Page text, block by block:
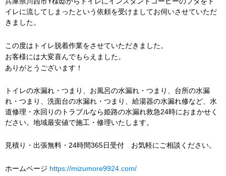
イレに流してしまったという依頼を受けましてお伺いさせていただ
きました。
この度はトイレ脱着作業をさせていただきました。
お客様には大変喜んでもらえました。
ありがとうございます！
トイレの水漏れ・つまり、お風呂の水漏れ・つまり、台所の水漏
れ・つまり、洗面台の水漏れ・つまり、給湯器の水漏れ修など、水
道修理・水回りのトラブルなら姫路の水漏れ救急24時におまかせく
ださい。地域最安値で施工・修理いたします。
見積り・出張無料・24時間365日受付 お気軽にご相談ください。
ホームページ https://mizumore9924.com/